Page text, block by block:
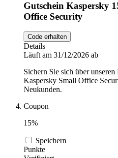
Gutschein Kaspersky
Office Security
Code erhalten
Details
Läuft am 31/12/2026 ab
Sichern Sie sich über
Kaspersky Small Office
Neukunden.
Coupon
15%
Speichern
Punkte